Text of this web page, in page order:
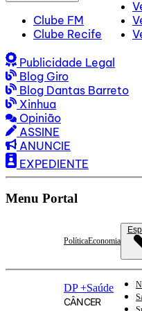
Clube FM
Clube Recife
Publicidade Legal
Blog Giro
Blog Dantas Barreto
Xinhua
Opinião
ASSINE
ANUNCIE
EXPEDIENTE
Menu Portal
PolíticaEconomia
DP +Saúde
CÂNCER